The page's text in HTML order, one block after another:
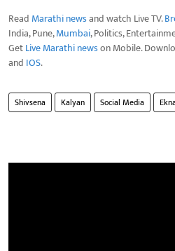
Read Marathi newsand watch Live TV.
India, Pune,Mumbai, Politics,
GetLive Marathi newson Mobile.
and IOS.
Shivsena Kalyan Social Media